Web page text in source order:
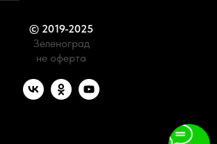
© 2019-2025
Зеленоград
не оферта